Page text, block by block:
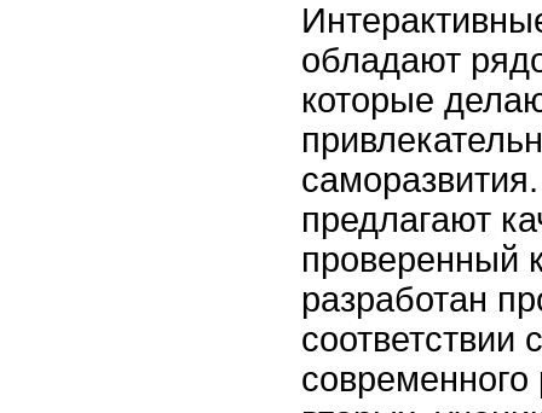
обладают
которые
предлагают
проверенный
разработан
соответствии